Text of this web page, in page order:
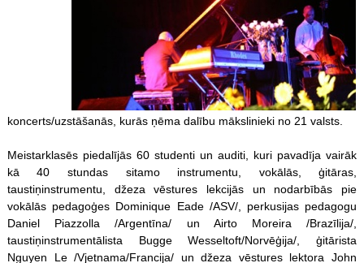
koncerts/uzstāšanās, kurās ņēma dalību mākslinieki no 21 valsts.
Meistarklasēs piedalījās 60 studenti un auditi, kuri pavadīja vairāk
kā 40 stundas sitamo instrumentu, vokālās, ģitāras,
taustiņinstrumentu, džeza vēstures lekcijās un nodarbībās pie
vokālās pedagoģes Dominique Eade /ASV/, perkusijas pedagogu
Daniel Piazzolla /Argentīna/ un Airto Moreira /Brazīlija/,
taustiņinstrumentālista Bugge Wesseltoft/Norvēģija/, ģitārista
Nguyen Le /Vjetnama/Francija/ un džeza vēstures lektora John